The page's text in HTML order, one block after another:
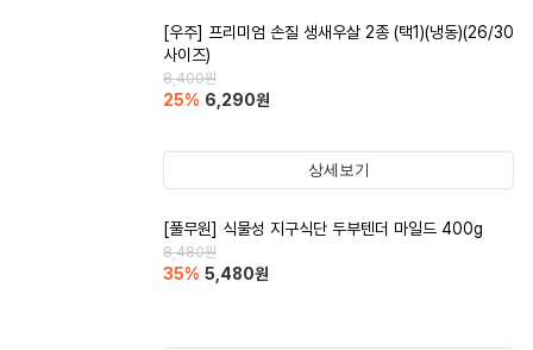
[우주] 프리미엄 손질 생새우살 2종 (택1)(냉동)(26/30
사이즈)
8,400원
25% 6,290원
상세보기
[풀무원] 식물성 지구식단 두부텐더 마일드 400g
8,480원
35% 5,480원